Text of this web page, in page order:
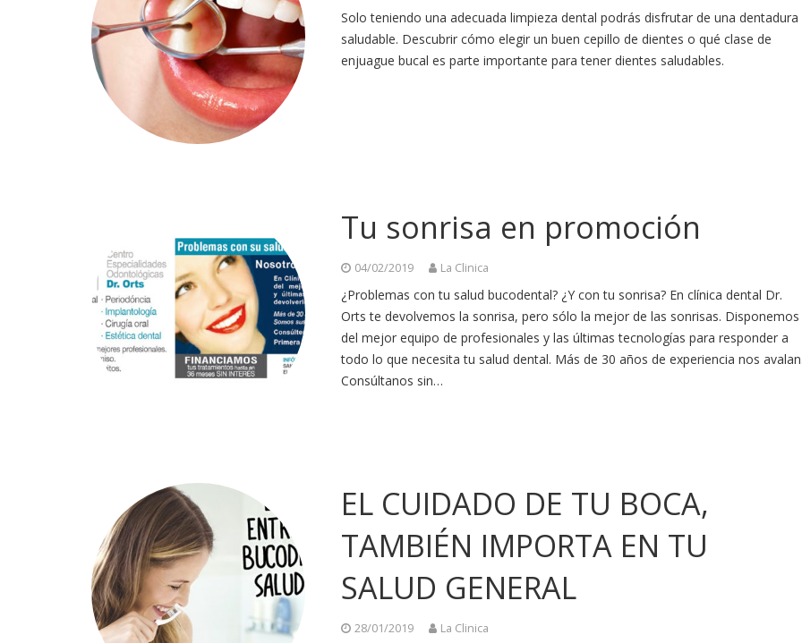
Solo teniendo una adecuada limpieza dental podrás disfrutar de una dentadura
saludable. Descubrir cómo elegir un buen cepillo de dientes o qué clase de
enjuague bucal es parte importante para tener dientes saludables.
Tu sonrisa en promoción
04/02/2019 La Clinica
¿Problemas con tu salud bucodental? ¿Y con tu sonrisa? En clínica dental Dr.
Orts te devolvemos la sonrisa, pero sólo la mejor de las sonrisas. Disponemos
del mejor equipo de profesionales y las últimas tecnologías para responder a
todo lo que necesita tu salud dental. Más de 30 años de experiencia nos
Consúltanos sin…
EL CUIDADO DE TU BOCA,
TAMBIÉN IMPORTA EN TU
SALUD GENERAL
28/01/2019 La Clinica